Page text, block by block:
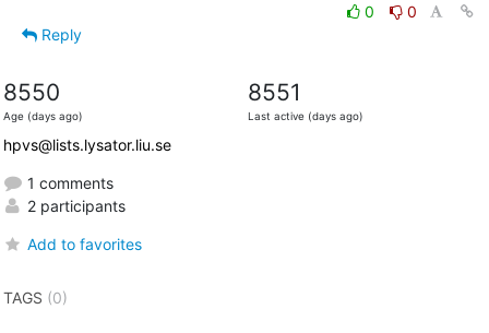
0
0
Reply
8550
Age (days ago)
8551
Last active (days ago)
hpvs@lists.lysator.liu.se
1 comments
2 participants
Add to favorites
TAGS (0)